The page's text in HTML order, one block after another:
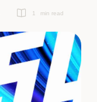
1 min read